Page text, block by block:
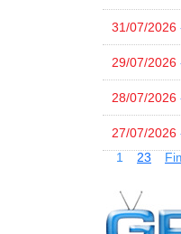
31/07/2026
29/07/2026
28/07/2026
27/07/2026
1
23